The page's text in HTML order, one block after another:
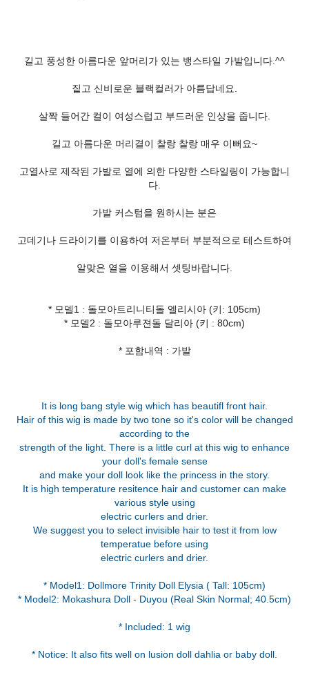
길고 풍성한 아름다운 앞머리가 있는 뱅스타일 가발입니다.^^
짙고 신비로운 블랙컬러가 아름답네요.
살짝 들어간 컬이 여성스럽고 부드러운 인상을 줍니다.
길고 아름다운 머리결이 찰랑 찰랑 매우 이뻐요~
고열사로 제작된 가발로 열에 의한 다양한 스타일링이 가능합니
다.
가발 커스텀을 원하시는 분은
고데기나 드라이기를 이용하여 저온부터 부분적으로 테스트하여
알맞은 열을 이용해서 셋팅바랍니다.
* 모델1 : 돌모아트리니티돌 엘리시아 (키: 105cm)
* 모델2 : 돌모아루젼돌 달리아 (키 : 80cm)
* 포함내역 : 가발
It is long bang style wig which has beautifl front hair.
Hair of this wig is made by two tone so it's color will be changed
according to the
strength of the light. There is a little curl at this wig to enhance
your doll's female sense
and make your doll look like the princess in the story.
It is high temperature resitence hair and customer can make
various style using
electric curlers and drier.
We suggest you to select invisible hair to test it from low
temperatue before using
electric curlers and drier.
* Model1: Dollmore Trinity Doll Elysia ( Tall: 105cm)
* Model2: Mokashura Doll - Duyou (Real Skin Normal; 40.5cm)
* Included: 1 wig